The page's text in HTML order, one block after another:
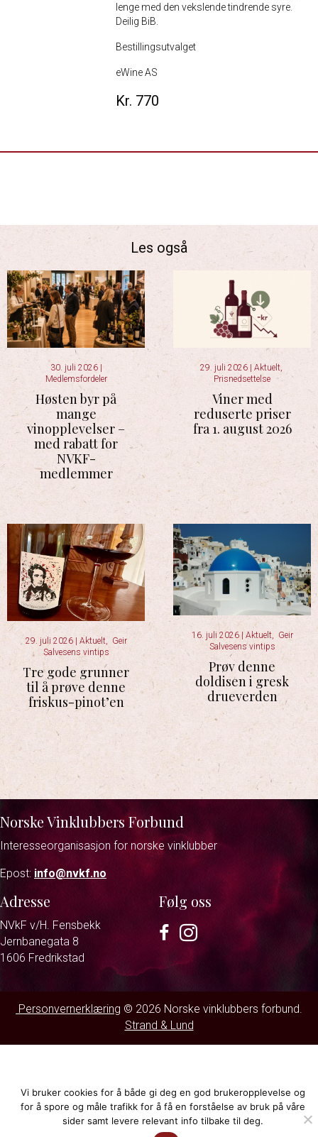
lenge med den vekslende tindrende syre.
Deilig BiB.
Bestillingsutvalget
eWine AS
Kr. 770
Les også
30. juli 2026
Medlemsfordeler
Høsten byr på
mange
vinopplevelser –
med rabatt for
NVKF-
medlemmer
29. juli 2026 Aktuelt,
Prisnedsettelse
Viner med
reduserte priser
fra 1. august 2026
29. juli 2026 | Aktuelt,
Geir
Salvesens vintips
Tre gode grunner
til å prøve denne
friskus-pinot’en
16. juli 2026 Aktuelt, Geir
Salvesens vintips
Prøv denne
doldisen i gresk
drueverden
Norske Vinklubbers Forbund
Interesseorganisasjon for norske vinklubber
Epost: info@nvkf.no
Adresse
NVkF v/H. Fensbekk
Jernbanegata 8
1606 Fredrikstad
Følg oss
Facebook
Instagram
Personvernerklæring © 2026 Norske vinklubbers forbund.
Strand & Lund
Vi bruker cookies for å både gi deg en god brukeropplevelse og
for å spore og måle trafikk for å få en forståelse av bruk på våre
sider samt levere relevant info tilbake til deg.